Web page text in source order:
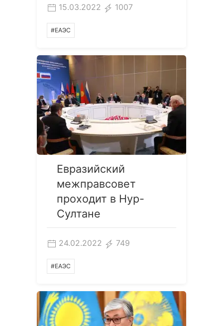
15.03.2022 1007
#ЕАЭС
Евразийский
межправсовет
проходит в Нур-
Султане
24.02.2022 749
#ЕАЭС